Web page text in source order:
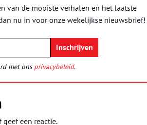
van de mooiste verhalen en het laatste
nu in voor onze wekelijkse nieuwsbrief!
met ons privacybeleid.
een reactie.